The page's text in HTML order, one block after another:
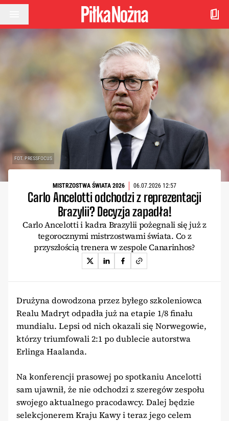
Przejdź do treści
FOT. PRESSFOCUS
MISTRZOSTWA ŚWIATA 2026 06.07.2026 12:57
Carlo Ancelotti odchodzi z reprezentacji
Brazylii? Decyzja zapadła!
Carlo Ancelotti i kadra Brazylii pożegnali się już z
tegorocznymi mistrzostwami świata. Co z
przyszłością trenera w zespole Canarinhos?
Drużyna dowodzona przez byłego szkoleniowca
Realu Madryt odpadła już na etapie 1/8 finału
mundialu. Lepsi od nich okazali się Norwegowie,
którzy triumfowali 2:1 po dublecie autorstwa
Erlinga Haalanda.
Na konferencji prasowej po spotkaniu Ancelotti
sam ujawnił, że nie odchodzi z szeregów zespołu
swojego aktualnego pracodawcy. Dalej będzie
selekcjonerem Kraju Kawy i teraz jego celem